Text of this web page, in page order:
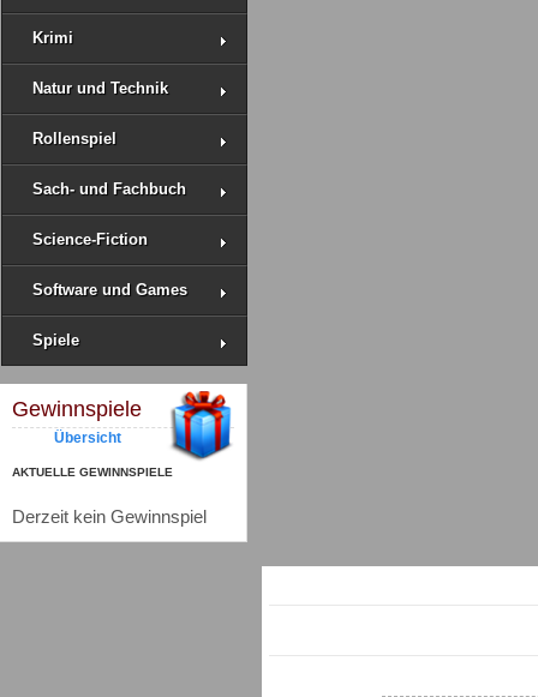
Krimi
Natur und Technik
Rollenspiel
Sach- und Fachbuch
Science-Fiction
Software und Games
Spiele
Gewinnspiele
Übersicht
AKTUELLE GEWINNSPIELE
Derzeit kein Gewinnspiel